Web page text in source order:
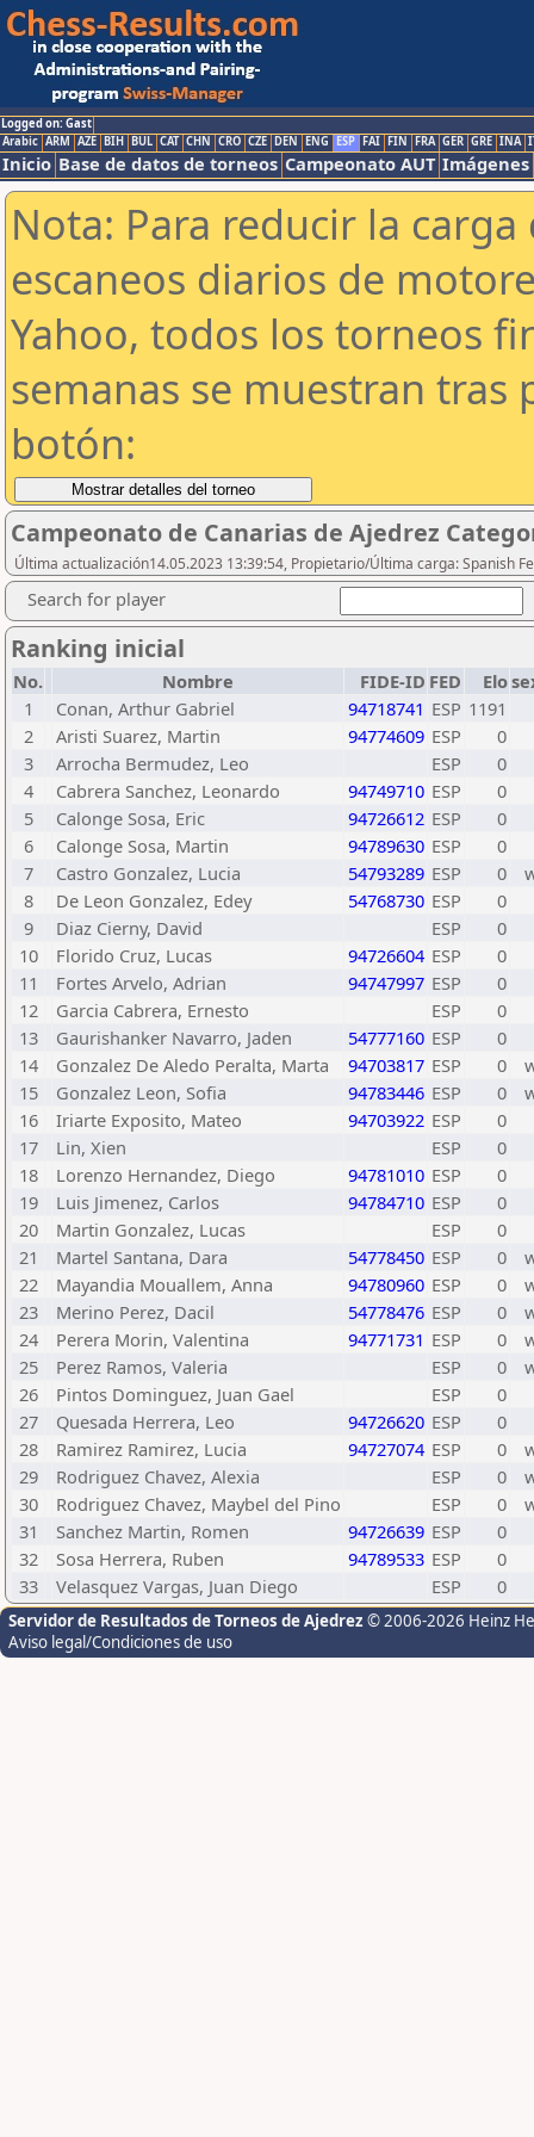
Logged on: Gast
Arabic ARM AZE BIH BUL CAT CHN CRO CZE DEN ENG ESP FAI FIN FRA GER GRE INA
Inicio Base de datos de torneos Campeonato AUT Imágenes
Nota: Para reducir la
escaneos diarios de
Yahoo, todos los torneos
semanas se muestran tras
botón:
Campeonato de Canarias de Ajedrez
Última actualización14.05.2023 13:39:54, Propietario/Última carga: Spanish
Search for player
Ranking inicial
No. Nombre FIDE-ID FED Elo
1
Conan, Arthur Gabriel 94718741 ESP 1191
2
Aristi Suarez, Martin 94774609 ESP
0
3
Arrocha Bermudez, Leo ESP
0
4
Cabrera Sanchez, Leonardo 94749710 ESP
0
5
Calonge Sosa, Eric 94726612 ESP
0
6
Calonge Sosa, Martin 94789630 ESP
0
7
Castro Gonzalez, Lucia 54793289 ESP 0
8
De Leon Gonzalez, Edey 54768730 ESP
0
9
Diaz Cierny, David ESP
0
10
Florido Cruz, Lucas 94726604 ESP
0
11
Fortes Arvelo, Adrian 94747997 ESP
0
12
Garcia Cabrera, Ernesto ESP
0
13
Gaurishanker Navarro, Jaden 54777160 ESP
0
14
Gonzalez De Aledo Peralta, Marta 94703817 ESP 0
15
Gonzalez Leon, Sofia 94783446 ESP 0
16
Iriarte Exposito, Mateo 94703922 ESP
0
17
Lin, Xien ESP
0
18
Lorenzo Hernandez, Diego 94781010 ESP
0
19
Luis Jimenez, Carlos 94784710 ESP
0
20
Martin Gonzalez, Lucas ESP
0
21
Martel Santana, Dara 54778450 ESP 0
22
Mayandia Mouallem, Anna 94780960 ESP 0
23
Merino Perez, Dacil 54778476 ESP 0
24
Perera Morin, Valentina 94771731 ESP 0
25
Perez Ramos, Valeria ESP 0
26
Pintos Dominguez, Juan Gael ESP
0
27
Quesada Herrera, Leo 94726620 ESP
0
28
Ramirez Ramirez, Lucia 94727074 ESP 0
29
Rodriguez Chavez, Alexia ESP 0
30
Rodriguez Chavez, Maybel del Pino ESP 0
31
Sanchez Martin, Romen 94726639 ESP
0
32
Sosa Herrera, Ruben 94789533 ESP
0
33
Velasquez Vargas, Juan Diego ESP 0
Servidor de Resultados de Torneos de Ajedrez © 2006-2026 Heinz
Aviso legal/Condiciones de uso